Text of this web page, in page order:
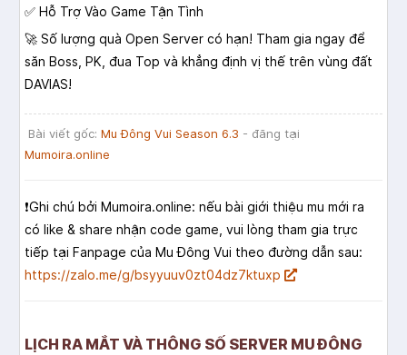
✅ Hỗ Trợ Vào Game Tận Tình
🚀 Số lượng quà Open Server có hạn! Tham gia ngay để
săn Boss, PK, đua Top và khẳng định vị thế trên vùng đất
DAVIAS!
Bài viết gốc: Mu Đông Vui Season 6.3 - đăng tại
Mumoira.online
❗️Ghi chú bởi Mumoira.online: nếu bài giới thiệu mu mới ra
có like & share nhận code game, vui lòng tham gia trực
tiếp tại Fanpage của Mu Đông Vui theo đường dẫn sau:
https://zalo.me/g/bsyyuuv0zt04dz7ktuxp
LỊCH RA MẮT VÀ THÔNG SỐ SERVER MU ĐÔNG